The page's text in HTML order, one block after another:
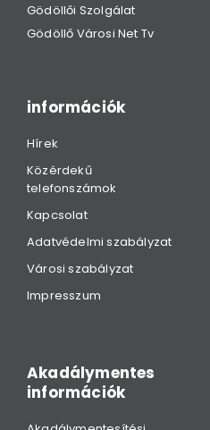
Gödöllői Szolgálat
Gödöllő Városi Net Tv
információk
Hírek
Közérdekű
telefonszámok
Kapcsolat
Adatvédelmi szabályzat
Városi szabályzat
Impresszum
Akadálymentes
információk